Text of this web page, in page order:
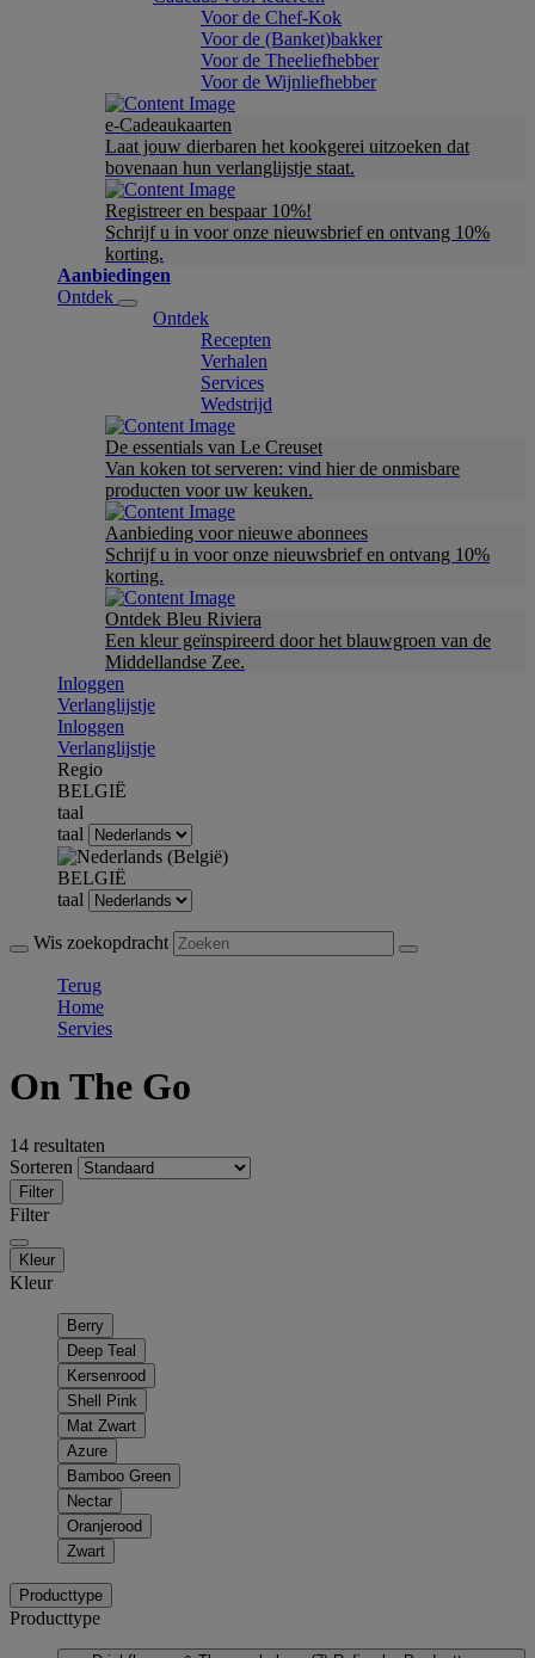
Voor de Chef-Kok
Voor de (Banket)bakker
Voor de Theeliefhebber
Voor de Wijnliefhebber
e-Cadeaukaarten
Laat jouw dierbaren het kookgerei uitzoeken dat
bovenaan hun verlanglijstje staat.
Registreer en bespaar 10%!
Schrijf u in voor onze nieuwsbrief en ontvang 10%
korting.
Aanbiedingen
Ontdek
Ontdek
Recepten
Verhalen
Services
Wedstrijd
De essentials van Le Creuset
Van koken tot serveren: vind hier de onmisbare
producten voor uw keuken.
Aanbieding voor nieuwe abonnees
Schrijf u in voor onze nieuwsbrief en ontvang 10%
korting.
Ontdek Bleu Riviera
Een kleur geïnspireerd door het blauwgroen van de
Middellandse Zee.
Inloggen
Verlanglijstje
Inloggen
Verlanglijstje
Regio
BELGIË
taal
taal
BELGIË
taal
Wis zoekopdracht
Terug
Home
Servies
On The Go
14 resultaten
Sorteren
Filter
Filter
Kleur
Kleur
Berry
Deep Teal
Kersenrood
Shell Pink
Mat Zwart
Azure
Bamboo Green
Nectar
Oranjerood
Zwart
Producttype
Producttype